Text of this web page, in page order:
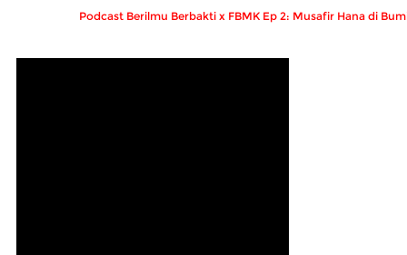
Podcast Berilmu Berbakti x FBMK Ep 2: Musafir Hana di